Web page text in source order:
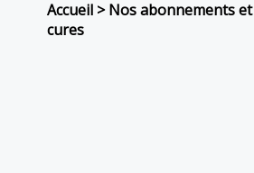
Accueil >Nos abonnements et
cures